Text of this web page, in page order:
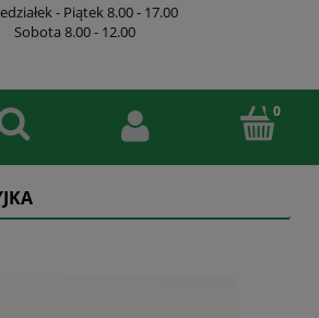
- Piątek 8.00 - 17.00
Sobota 8.00 - 12.00